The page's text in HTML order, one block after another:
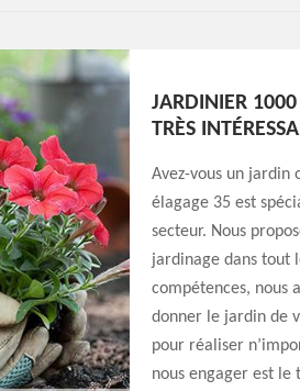
JARDINIER 1000
TRÈS
Avez-vous un jardin
élagage 35 est
secteur. Nous
jardinage dans tout
compétences, nous
donner le jardin de
pour réaliser
nous engager est